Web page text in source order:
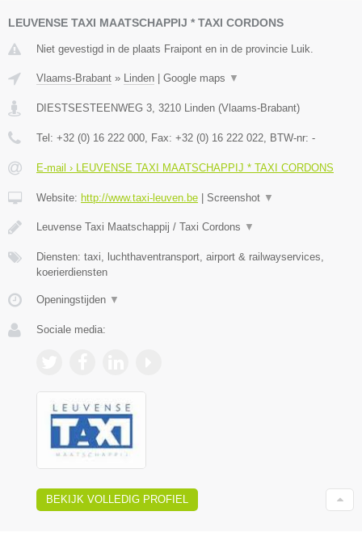
LEUVENSE TAXI MAATSCHAPPIJ * TAXI CORDONS
Niet gevestigd in de plaats Fraipont en in de provincie Luik.
Vlaams-Brabant » Linden Google maps ▼
DIESTSESTEENWEG 3, 3210 Linden (Vlaams-Brabant)
Tel: +32 (0) 16 222 000, Fax: +32 (0) 16 222 022, BTW-nr: -
E-mail › LEUVENSE TAXI MAATSCHAPPIJ * TAXI CORDONS
Website: http://www.taxi-leuven.be Screenshot ▼
Leuvense Taxi Maatschappij / Taxi Cordons ▼
Diensten: taxi, luchthaventransport, airport & railwayservices,
koerierdiensten
Openingstijden ▼
Sociale media:
BEKIJK VOLLEDIG PROFIEL